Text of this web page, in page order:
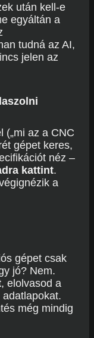
után kell-e
egyáltán a
tudná az AI,
jelen az
(„mi az a CNC
gépet keres,
néz –
kattint.
a
gépet csak
jó? Nem.
, elolvasod a
még mindig